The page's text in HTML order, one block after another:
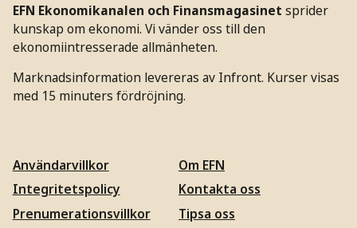
EFN Ekonomikanalen och Finansmagasinet sprider
kunskap om ekonomi. Vi vänder oss till den
ekonomiintresserade allmänheten.
Marknadsinformation levereras av Infront. Kurser visas
med 15 minuters fördröjning.
Användarvillkor
Integritetspolicy
Prenumerationsvillkor
Om EFN
Kontakta oss
Tipsa oss